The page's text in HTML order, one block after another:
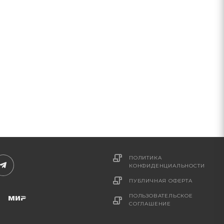
ПОЛИТИКА
КОНФИДЕНЦИАЛЬНОСТИ
ПУБЛИЧНАЯ ОФЕРТА
ПОЛЬЗОВАТЕЛЬСКОЕ
СОГЛАШЕНИЕ